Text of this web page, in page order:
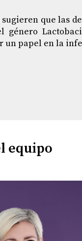
que las
género
un papel en la
equipo